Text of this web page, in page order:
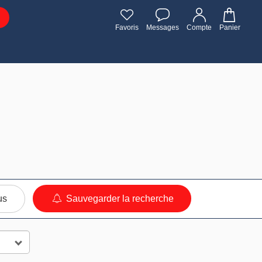
Favoris Messages Compte Panier
Sauvegarder la recherche